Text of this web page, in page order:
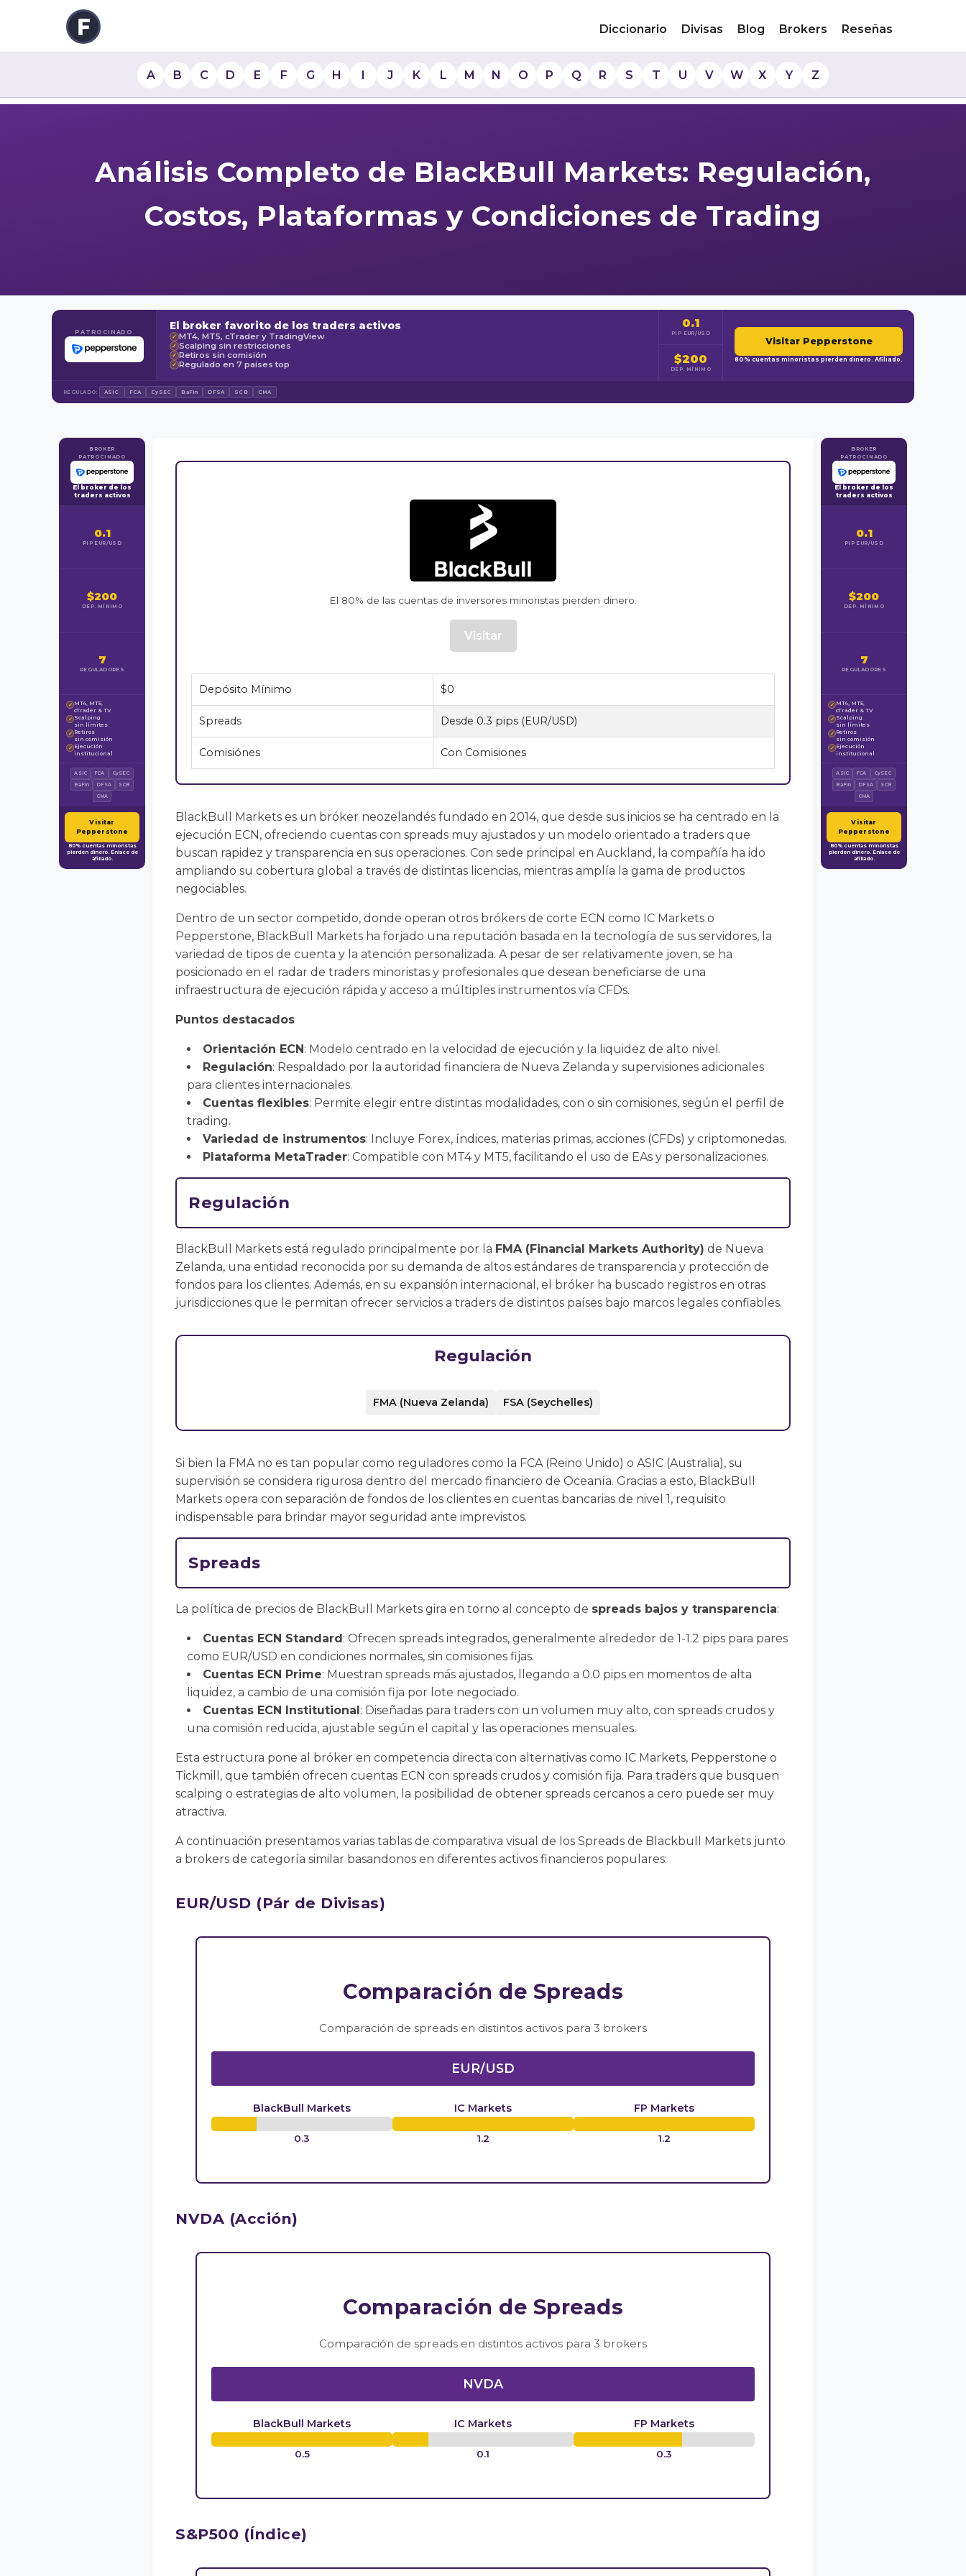
Diccionario Divisas Blog Brokers Reseñas
A B C D E F G H I J K L M N O P Q R S T U V W X Y Z
Análisis Completo de BlackBull Markets: Regulación,
Costos, Plataformas y Condiciones de Trading
PATROCINADO El broker favorito de los traders activos
✓ MT4, MT5, cTrader y TradingView
✓ Scalping sin restricciones
✓ Retiros sin comisión
✓ Regulado en 7 países top
0.1
PIP EUR/USD
$200
DEP. MÍNIMO
Visitar Pepperstone
80% cuentas minoristas pierden dinero. Afiliado.
REGULADO: ASIC FCA CySEC BaFin DFSA SCB CMA
BROKER
PATROCINADO
El broker de los
traders activos
0.1
PIP EUR/USD
$200
DEP. MÍNIMO
7
REGULADORES
✓ MT4, MT5,
cTrader & TV
✓ Scalping
sin límites
✓ Retiros
sin comisión
✓ Ejecución
institucional
ASIC FCA
CySEC
BaFin
DFSA
SCB
CMA
Visitar
Pepperstone
80% cuentas minoristas
pierden dinero. Enlace de
afiliado.
El 80% de las cuentas de inversores minoristas pierden dinero.
Visitar
Depósito Mínimo $0
Spreads Desde 0.3 pips (EUR/USD)
Comisiónes Con Comisiones
BlackBull Markets es un bróker neozelandés fundado en 2014, que desde sus inicios se ha centrado en la
ejecución ECN, ofreciendo cuentas con spreads muy ajustados y un modelo orientado a traders que
buscan rapidez y transparencia en sus operaciones. Con sede principal en Auckland, la compañía ha ido
ampliando su cobertura global a través de distintas licencias, mientras amplía la gama de productos
negociables.
Dentro de un sector competido, donde operan otros brókers de corte ECN como IC Markets o
Pepperstone, BlackBull Markets ha forjado una reputación basada en la tecnología de sus servidores, la
variedad de tipos de cuenta y la atención personalizada. A pesar de ser relativamente joven, se ha
posicionado en el radar de traders minoristas y profesionales que desean beneficiarse de una
infraestructura de ejecución rápida y acceso a múltiples instrumentos vía CFDs.
Puntos destacados
Orientación ECN : Modelo centrado en la velocidad de ejecución y la liquidez de alto nivel.
Regulación: Respaldado por la autoridad financiera de Nueva Zelanda y supervisiones adicionales
para clientes internacionales.
Cuentas flexibles: Permite elegir entre distintas modalidades, con o sin comisiones, según el perfil de
trading.
Variedad de instrumentos: Incluye Forex, índices, materias primas, acciones (CFDs) y criptomonedas.
Plataforma MetaTrader: Compatible con MT4 y MT5, facilitando el uso de EAs y personalizaciones.
Regulación
BlackBull Markets está regulado principalmente por la FMA (Financial Markets Authority) de Nueva
Zelanda, una entidad reconocida por su demanda de altos estándares de transparencia y protección de
fondos para los clientes. Además, en su expansión internacional, el bróker ha buscado registros en otras
jurisdicciones que le permitan ofrecer servicios a traders de distintos países bajo marcos legales confiables.
Regulación
FMA (Nueva Zelanda) FSA (Seychelles)
Si bien la FMA no es tan popular como reguladores como la FCA (Reino Unido) o ASIC (Australia), su
supervisión se considera rigurosa dentro del mercado financiero de Oceanía. Gracias a esto, BlackBull
Markets opera con separación de fondos de los clientes en cuentas bancarias de nivel 1, requisito
indispensable para brindar mayor seguridad ante imprevistos.
Spreads
La política de precios de BlackBull Markets gira en torno al concepto de spreads bajos y transparencia:
Cuentas ECN Standard : Ofrecen spreads integrados, generalmente alrededor de 1-1.2 pips para pares
como EUR/USD en condiciones normales, sin comisiones fijas.
Cuentas ECN Prime: Muestran spreads más ajustados, llegando a 0.0 pips en momentos de alta
liquidez, a cambio de una comisión fija por lote negociado.
Cuentas ECN Institutional : Diseñadas para traders con un volumen muy alto, con spreads crudos y
una comisión reducida, ajustable según el capital y las operaciones mensuales.
Esta estructura pone al bróker en competencia directa con alternativas como IC Markets, Pepperstone o
Tickmill, que también ofrecen cuentas ECN con spreads crudos y comisión fija. Para traders que busquen
scalping o estrategias de alto volumen, la posibilidad de obtener spreads cercanos a cero puede ser muy
atractiva.
A continuación presentamos varias tablas de comparativa visual de los Spreads de Blackbull Markets junto
a brokers de categoría similar basandonos en diferentes activos financieros populares:
EUR/USD (Pár de Divisas)
Comparación de Spreads
Comparación de spreads en distintos activos para 3 brokers
EUR/USD
BlackBull Markets
0.3
IC Markets
1.2
FP Markets
1.2
NVDA (Acción)
Comparación de Spreads
Comparación de spreads en distintos activos para 3 brokers
NVDA
BlackBull Markets
0.5
IC Markets
0.1
FP Markets
0.3
S&P500 (Índice)
BROKER
PATROCINADO
El broker de los
traders activos
0.1
PIP EUR/USD
$200
DEP. MÍNIMO
7
REGULADORES
✓ MT4, MT5,
cTrader & TV
✓ Scalping
sin límites
✓ Retiros
sin comisión
✓ Ejecución
institucional
ASIC FCA
CySEC
BaFin
DFSA
SCB
CMA
Visitar
Pepperstone
80% cuentas minoristas
pierden dinero. Enlace de
afiliado.